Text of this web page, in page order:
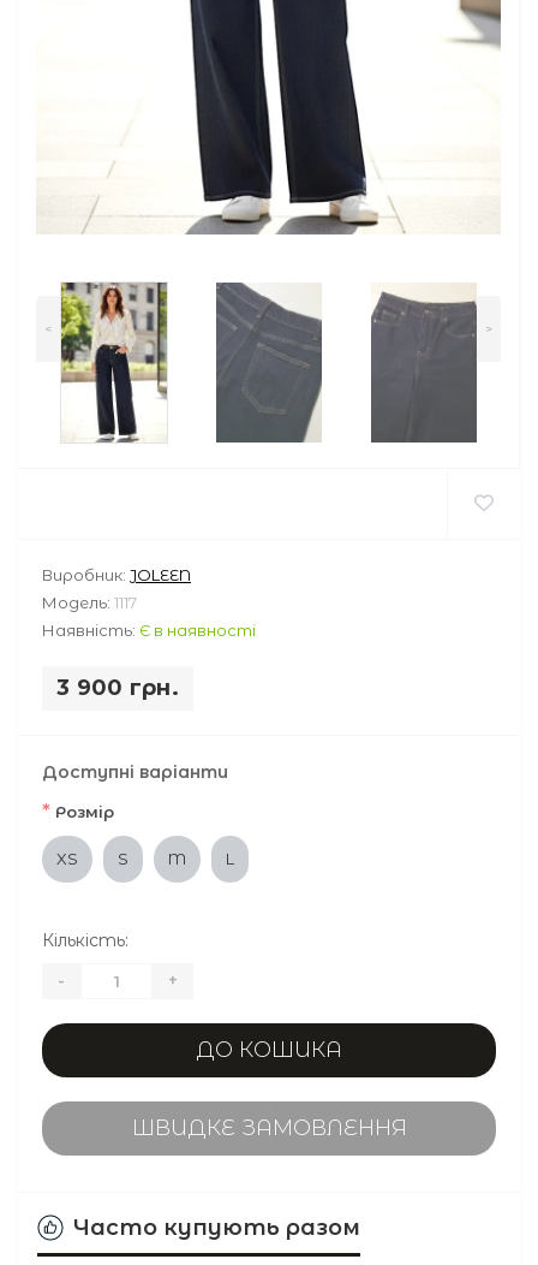
< >
Виробник: JOLEEN
Модель: 1117
Наявність: Є в наявності
3 900 грн.
Доступні варіанти
* Розмір
XS S M L
Кількість:
- +
ДО КОШИКА
ШВИДКЕ ЗАМОВЛЕННЯ
Часто купують разом